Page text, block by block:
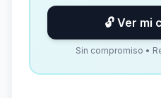
🔓 Ver mi
Sin compromiso •